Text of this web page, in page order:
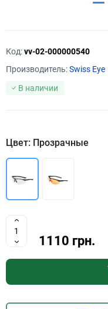
Код:vv-02-000000540
Производитель:Swiss Eye
В наличии
Цвет: Прозрачные
1110 грн.